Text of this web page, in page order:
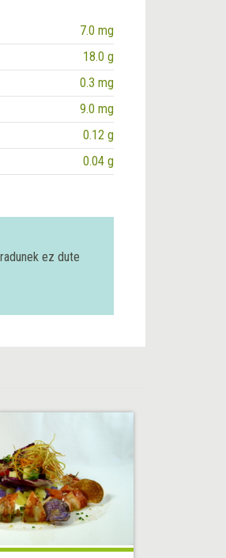
7.0 mg
18.0 g
0.3 mg
9.0 mg
0.12 g
0.04 g
ez dute